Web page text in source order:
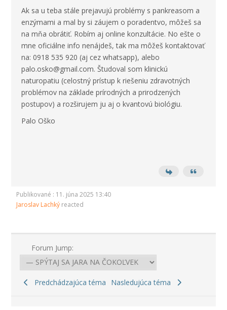
Ak sa u teba stále prejavujú problémy s pankreasom a
enzýmami a mal by si záujem o poradentvo, môžeš sa
na mňa obrátiť. Robím aj online konzultácie. No ešte o
mne oficiálne info nenájdeš, tak ma môžeš kontaktovať
na: 0918 535 920 (aj cez whatsapp), alebo
palo.osko@gmail.com. Študoval som klinickú
naturopatiu (celostný prístup k riešeniu zdravotných
problémov na základe prírodných a prirodzených
postupov) a rozširujem ju aj o kvantovú biológiu.
Palo Oško
Publikované : 11. júna 2025 13:40
Jaroslav Lachký reacted
Forum Jump:
Predchádzajúca téma Nasledujúca téma